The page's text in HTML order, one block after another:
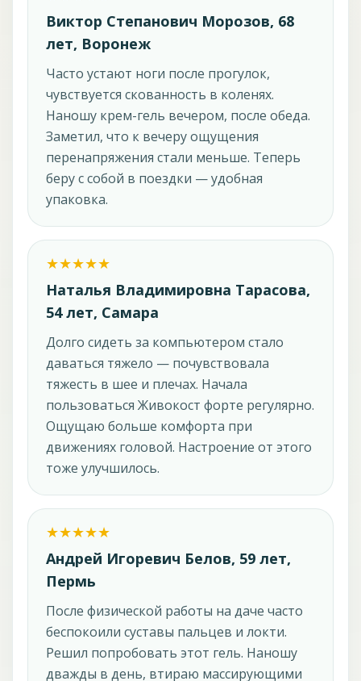
Виктор Степанович Морозов, 68
лет, Воронеж
Часто устают ноги после прогулок,
чувствуется скованность в коленях.
Наношу крем-гель вечером, после обеда.
Заметил, что к вечеру ощущения
перенапряжения стали меньше. Теперь
беру с собой в поездки — удобная
упаковка.
Наталья Владимировна Тарасова,
54 лет, Самара
Долго сидеть за компьютером стало
даваться тяжело — почувствовала
тяжесть в шее и плечах. Начала
пользоваться Живокост форте регулярно.
Ощущаю больше комфорта при
движениях головой. Настроение от этого
тоже улучшилось.
Андрей Игоревич Белов, 59 лет,
Пермь
После физической работы на даче часто
беспокоили суставы пальцев и локти.
Решил попробовать этот гель. Наношу
дважды в день, втираю массирующими